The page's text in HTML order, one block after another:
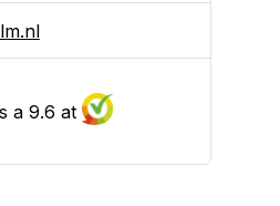
a 9.6 at